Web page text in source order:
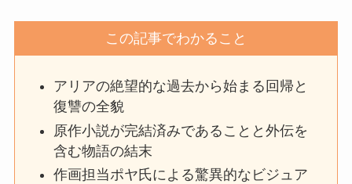
この記事でわかること
アリアの絶望的な過去から始まる回帰と
復讐の全貌
原作小説が完結済みであることと外伝を
含む物語の結末
作画担当ポヤ氏による驚異的なビジュア